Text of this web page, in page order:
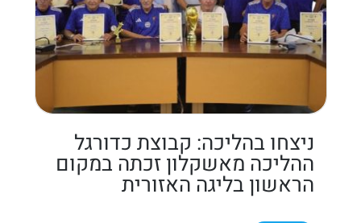
ניצחו בהליכה: קבוצת כדורגל
ההליכה מאשקלון זכתה במקום
הראשון בליגה האזורית